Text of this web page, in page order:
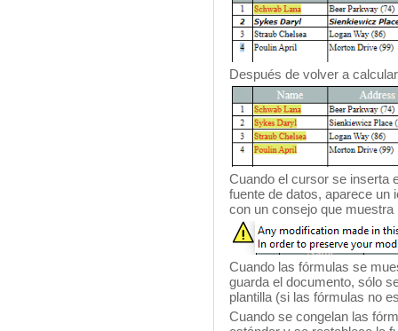
Después de volver a
Cuando el cursor se inserta
fuente de datos, aparece un
con un consejo que muestra
Cuando las fórmulas se
guarda el documento, sólo
plantilla (si las fórmulas no
Cuando se congelan las